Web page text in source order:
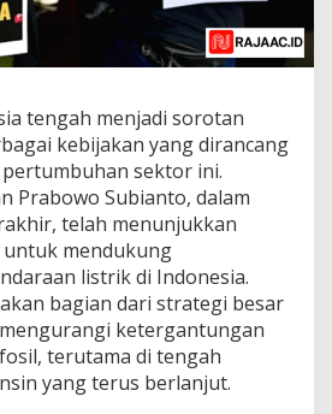
tengah menjadi sorotan
kebijakan yang dirancang
sektor ini.
Prabowo Subianto, dalam
telah menunjukkan
mendukung
listrik di Indonesia.
bagian dari strategi besar
ketergantungan
terutama di tengah
yang terus berlanjut.